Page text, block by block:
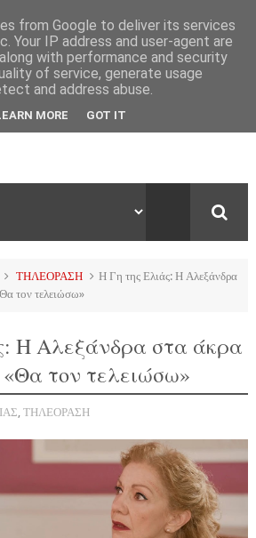
ΤΗΛΕΟΡΑΣΗ
Η Γη της Ελιάς: Η Αλεξάνδρα
τον τελειώσω»
Η Αλεξάνδρα στα άκρα
«Θα τον τελειώσω»
, ΤΗΛΕΟΡΑΣΗ
from Google to deliver its services
Your IP address and user-agent are
with performance and security
of service, generate usage
and address abuse.
MORE GOT IT